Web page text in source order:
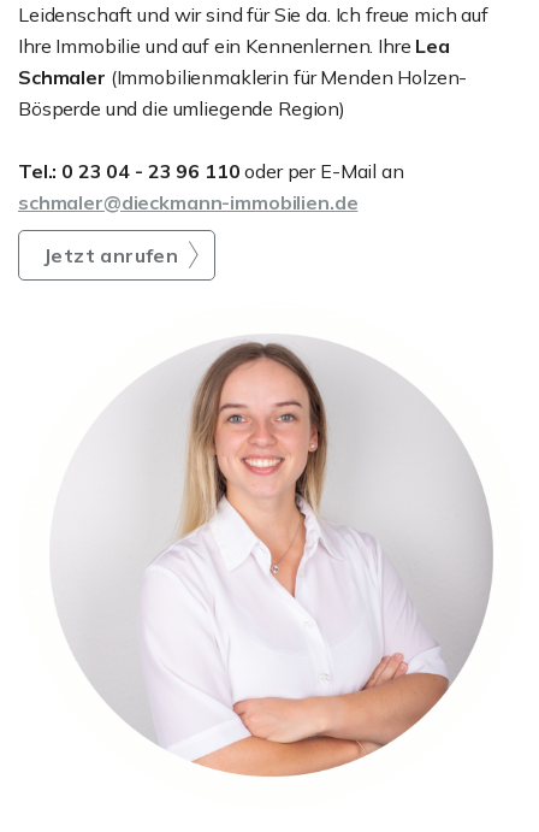
Leidenschaft und wir sind für Sie da. Ich freue mich auf
Ihre Immobilie und auf ein Kennenlernen. Ihre Lea
Schmaler (Immobilienmaklerin für Menden Holzen-
Bösperde und die umliegende Region)
Tel.: 0 23 04 - 23 96 110oder per E-Mail an
schmaler@dieckmann-immobilien.de
Jetzt anrufen